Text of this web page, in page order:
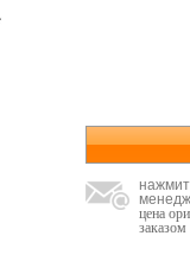
цена
заказом